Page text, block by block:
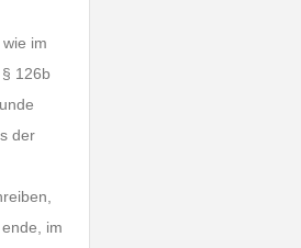
im
126b
der
im